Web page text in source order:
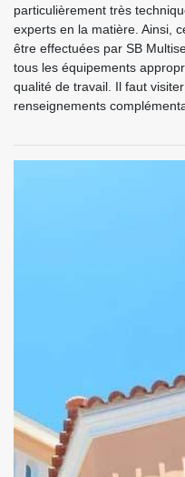
particulièrement très
experts en la matière. Ainsi,
être effectuées par SB
tous les équipements
qualité de travail. Il faut
renseignements